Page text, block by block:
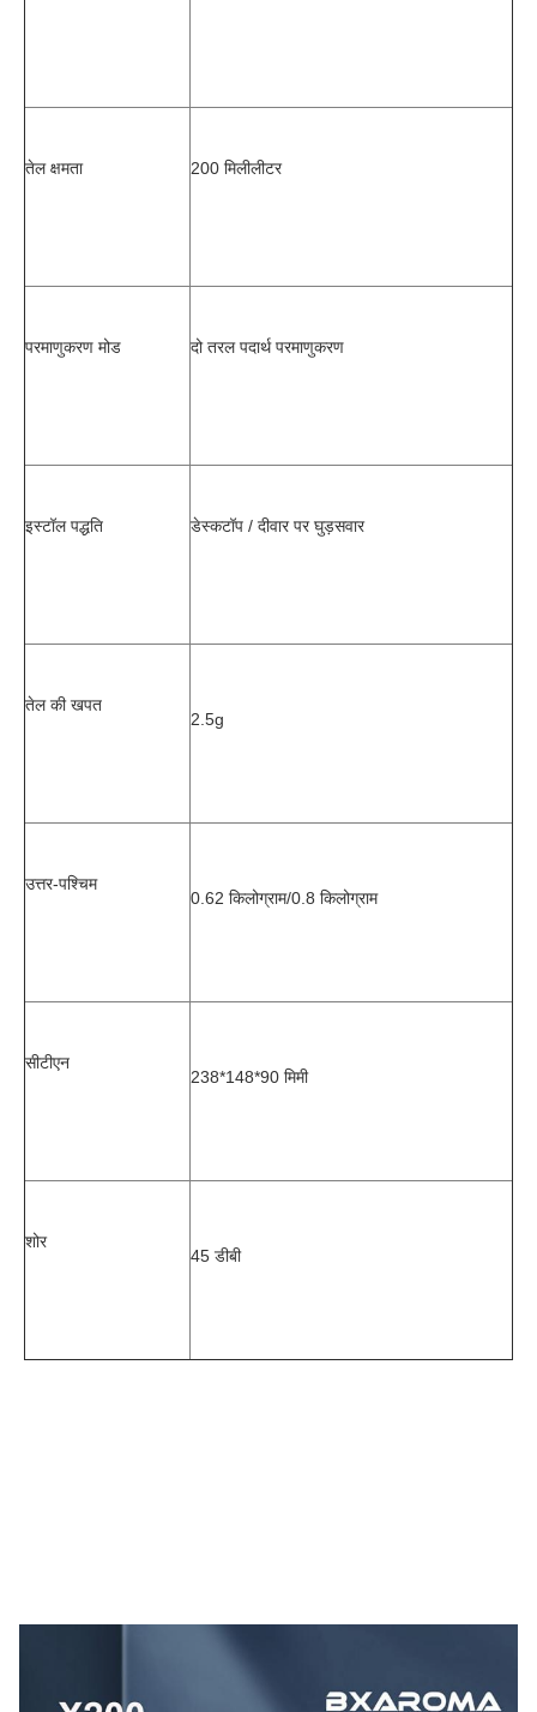
तेल क्षमता 200 मिलीलीटर
परमाणुकरण मोड दो तरल पदार्थ परमाणुकरण
इस्टॉल पद्धति डेस्कटॉप / दीवार पर घुड़सवार
तेल की खपत
2.5g
उत्तर-पश्चिम
0.62 किलोग्राम/0.8 किलोग्राम
सीटीएन
238*148*90 मिमी
शोर
45 डीबी